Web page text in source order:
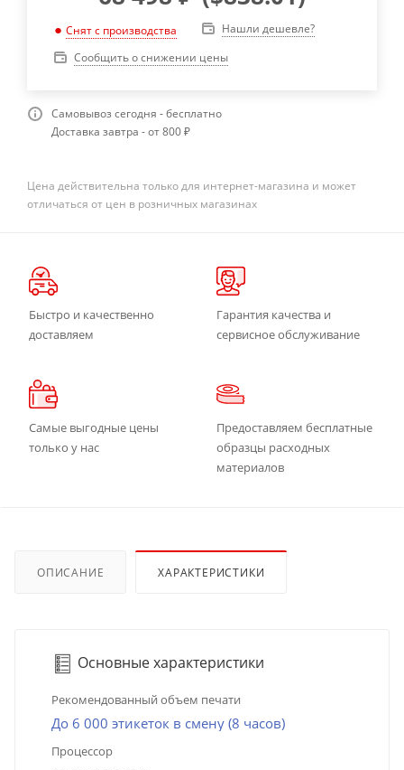
Снят с производства
Нашли дешевле?
Сообщить о снижении цены
Самовывоз сегодня - бесплатно
Доставка завтра - от 800 ₽
Цена действительна только для интернет-магазина и может
отличаться от цен в розничных магазинах
Быстро и качественно
доставляем
Гарантия качества и
сервисное обслуживание
Самые выгодные цены
только у нас
Предоставляем бесплатные
образцы расходных
материалов
ОПИСАНИЕ ХАРАКТЕРИСТИКИ
Основные характеристики
Рекомендованный объем печати
До 6 000 этикеток в смену (8 часов)
Процессор